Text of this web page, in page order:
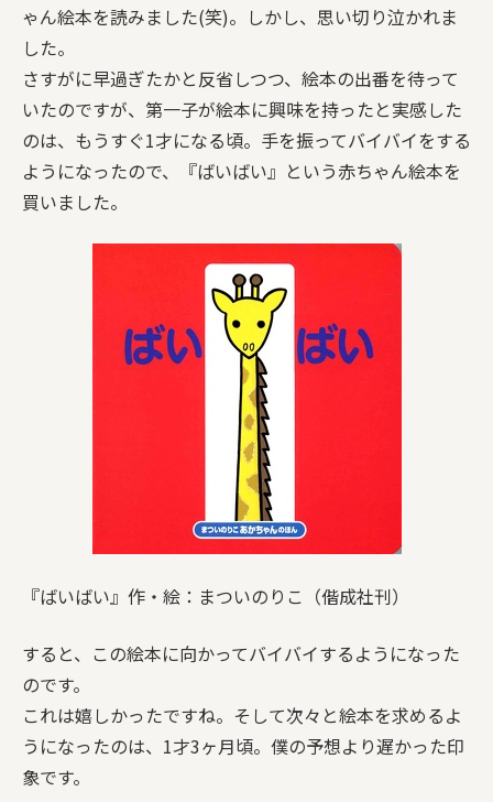
ゃん絵本を読みました(笑)。しかし、思い切り泣かれま
した。
さすがに早過ぎたかと反省しつつ、絵本の出番を待って
いたのですが、第一子が絵本に興味を持ったと実感した
のは、もうすぐ1才になる頃。手を振ってバイバイをする
ようになったので、『ばいばい』という赤ちゃん絵本を
買いました。
『ばいばい』作・絵：まついのりこ（偕成社刊）
すると、この絵本に向かってバイバイするようになった
のです。
これは嬉しかったですね。そして次々と絵本を求めるよ
うになったのは、1才3ヶ月頃。僕の予想より遅かった印
象です。